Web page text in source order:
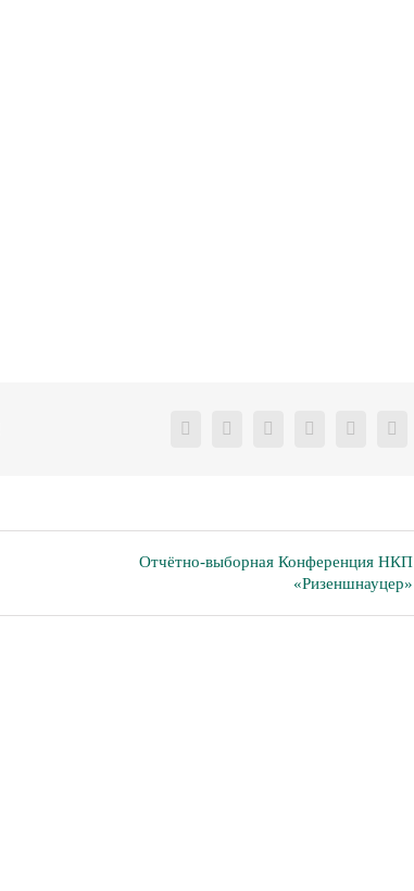
Facebook
X RedditLinkedInPinterestVk
Отчётно-выборная Конференция НКП
«Ризеншнауцер»